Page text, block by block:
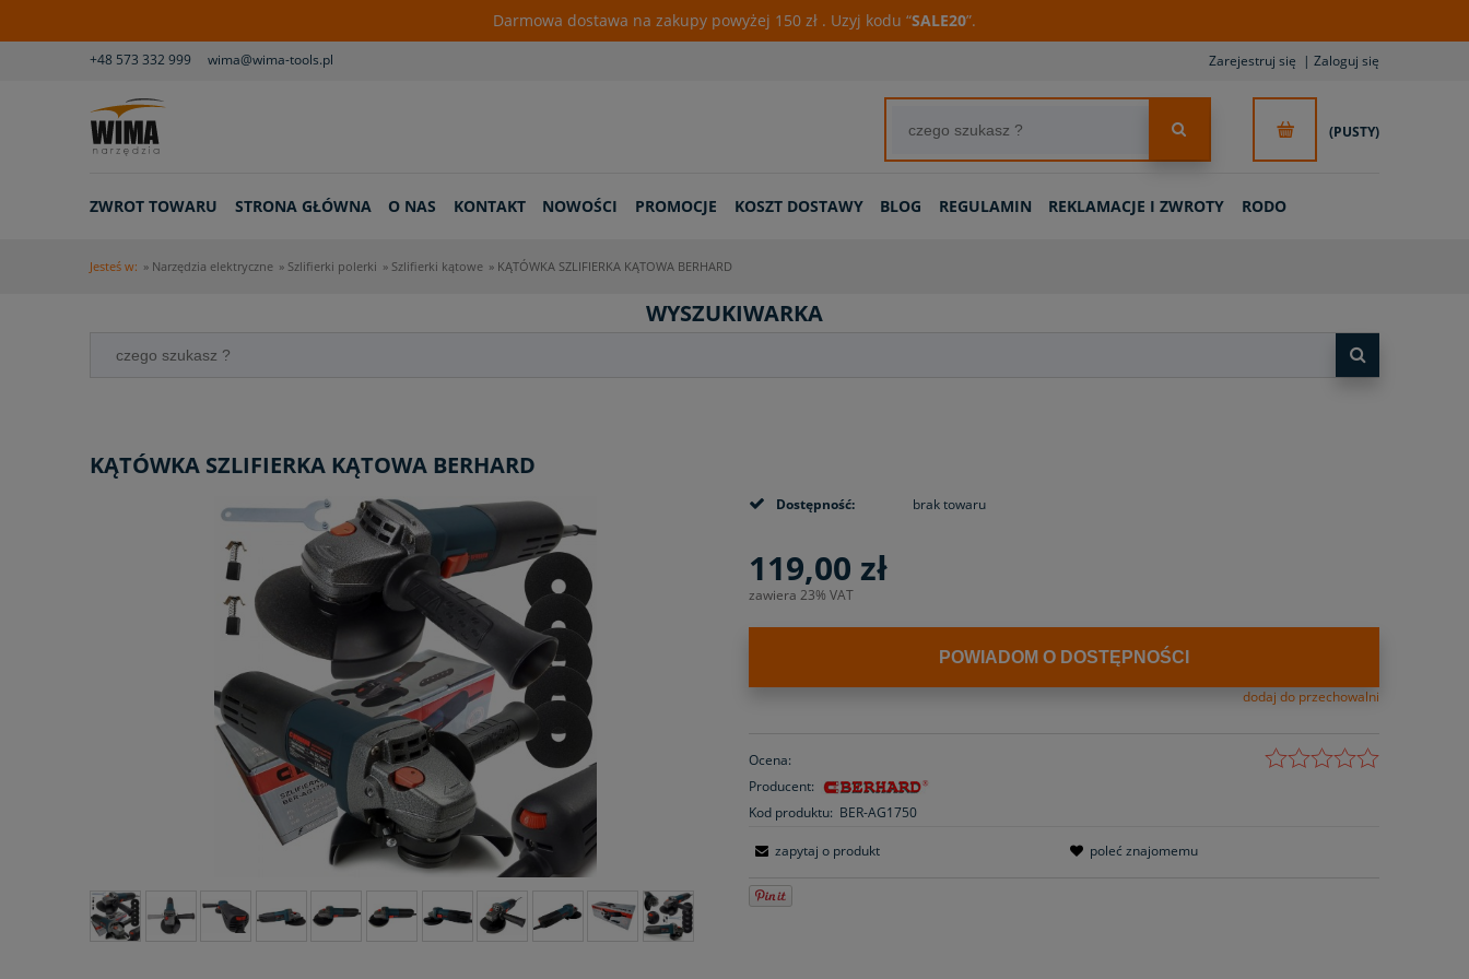
Darmowa dostawa na zakupy powyżej 150 zł . Uzyj kodu “SALE20”.
Zarejestruj się Zaloguj się
+48 573 332 999 wima@wima-tools.pl
(PUSTY)
ZWROT TOWARU STRONA GŁÓWNA O NAS KONTAKT NOWOŚCI PROMOCJE KOSZT DOSTAWY BLOG REGULAMIN REKLAMACJE I ZWROTY RODO
Jesteś w: » Narzędzia elektryczne » Szlifierki polerki » Szlifierki kątowe » KĄTÓWKA SZLIFIERKA KĄTOWA BERHARD
WYSZUKIWARKA
KĄTÓWKA SZLIFIERKA KĄTOWA BERHARD
Dostępność: brak towaru
119,00 zł
zawiera 23% VAT
POWIADOM O DOSTĘPNOŚCI
dodaj do przechowalni
Ocena:
Producent:
Kod produktu: BER-AG1750
zapytaj o produkt poleć znajomemu